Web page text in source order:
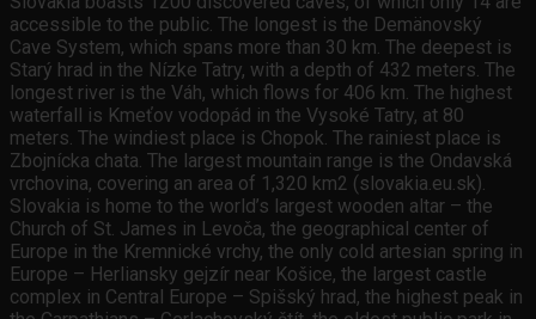
accessible to the public. The longest is the Demänovský
Cave System, which spans more than 30 km. The deepest is
Starý hrad in the Nízke Tatry, with a depth of 432 meters. The
longest river is the Váh, which flows for 406 km. The highest
waterfall is Kmeťov vodopád in the Vysoké Tatry, at 80
meters. The windiest place is Chopok. The rainiest place is
Zbojnícka chata. The largest mountain range is the Ondavská
vrchovina, covering an area of 1,320 km2 (slovakia.eu.sk).
Slovakia is home to the world’s largest wooden altar – the
Church of St. James in Levoča, the geographical center of
Europe in the Kremnické vrchy, the only cold artesian spring in
Europe – Herliansky gejzír near Košice, the largest castle
complex in Central Europe – Spišský hrad, the highest peak in